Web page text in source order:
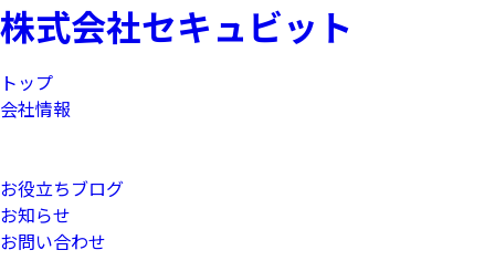
株式会社セキュビット
トップ
会社情報
お役立ちブログ
お知らせ
お問い合わせ